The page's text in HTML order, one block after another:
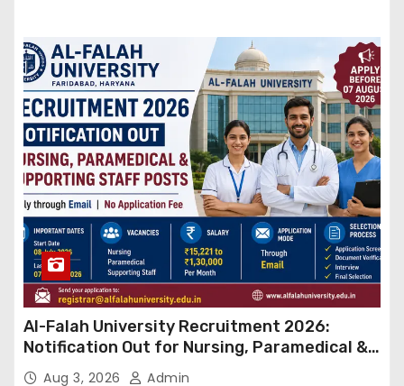
Al-Falah University Recruitment 2026:
Notification Out for Nursing, Paramedical &
Supporting Staff Posts, Apply Through Email
Aug 3, 2026 Admin